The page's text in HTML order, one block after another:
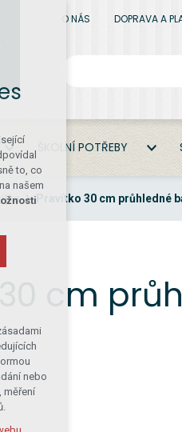
O NÁS DOPRAVA A
ŠKOLNÍ POTŘEBY
Pravítko 30 cm průhledné
30 cm
to, co
našem
nebo
měření